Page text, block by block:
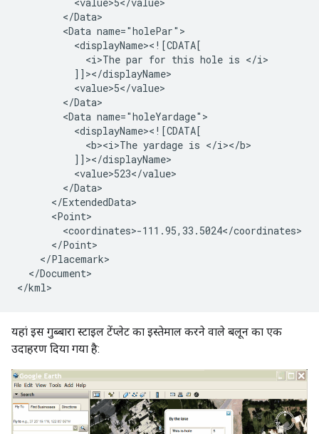
        </Data>
        <Data name="holePar">
          <displayName><![CDATA[
            <i>The par for this hole is </i>
          ]]></displayName>
          <value>5</value>
        </Data>
        <Data name="holeYardage">
          <displayName><![CDATA[
            <b><i>The yardage is </i></b>
          ]]></displayName>
          <value>523</value>
        </Data>
      </ExtendedData>
      <Point>
        <coordinates>-111.95,33.5024</coordinates>
      </Point>
    </Placemark>
  </Document>
</kml>
यहां इस गुब्बारा स्टाइल टेंप्लेट का इस्तेमाल करने वाले बलून का एक
उदाहरण दिया गया है: